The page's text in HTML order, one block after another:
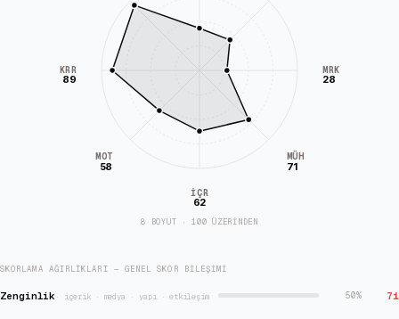
MRK
28
MÜH
71
İÇR
62
MOT
58
KRR
89
8 BOYUT · 100 ÜZERİNDEN
SKORLAMA AĞIRLIKLARI — GENEL SKOR BILEŞIMI
Zenginlik · içerik · medya · yapı · etkileşim 50% 71